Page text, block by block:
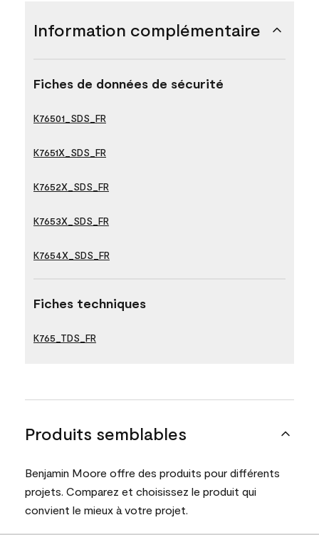
Information complémentaire
Fiches de données de sécurité
K76501_SDS_FR
K7651X_SDS_FR
K7652X_SDS_FR
K7653X_SDS_FR
K7654X_SDS_FR
Fiches techniques
K765_TDS_FR
Produits semblables
Benjamin Moore offre des produits pour différents
projets. Comparez et choisissez le produit qui
convient le mieux à votre projet.